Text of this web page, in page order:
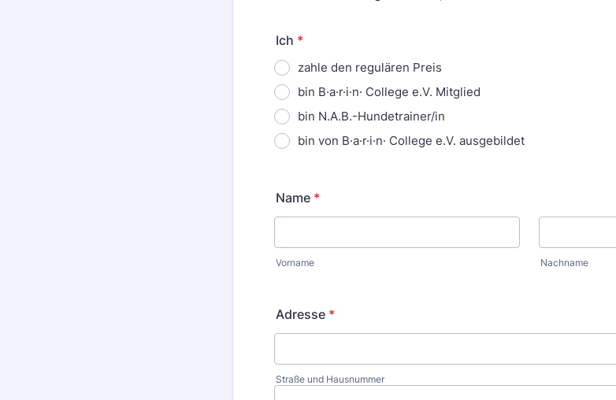
Ich *
zahle den regulären Preis
bin B·a·r·i·n· College e.V. Mitglied
bin N.A.B.-Hundetrainer/in
bin von B·a·r·i·n· College e.V. ausgebildet
Name *
Vorname Nachname
Adresse *
Straße und Hausnummer